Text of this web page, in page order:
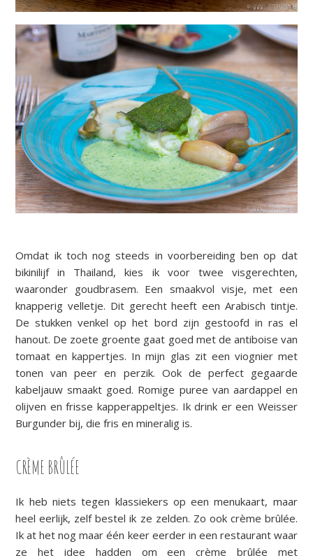
Omdat ik toch nog steeds in voorbereiding ben op dat
bikinilijf in Thailand, kies ik voor twee visgerechten,
waaronder goudbrasem. Een smaakvol visje, met een
knapperig velletje. Dit gerecht heeft een Arabisch tintje.
De stukken venkel op het bord zijn gestoofd in ras el
hanout. De zoete groente gaat goed met de antiboise van
tomaat en kappertjes. In mijn glas zit een viognier met
tonen van peer en perzik. Ook de perfect gegaarde
kabeljauw smaakt goed. Romige puree van aardappel en
olijven en frisse kapperappeltjes. Ik drink er een Weisser
Burgunder bij, die fris en mineralig is.
CRÈME BRÛLÉE
Ik heb niets tegen klassiekers op een menukaart, maar
heel eerlijk, zelf bestel ik ze zelden. Zo ook crème brûlée.
Ik at het nog maar één keer eerder in een restaurant waar
ze het idee hadden om een crème brûlée met